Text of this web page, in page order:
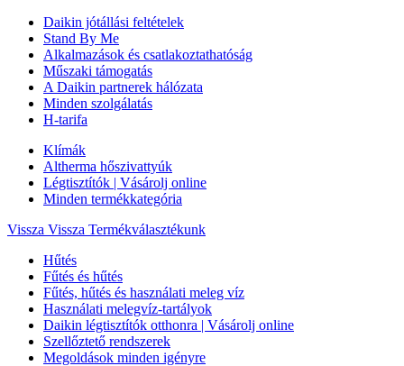
Daikin jótállási feltételek
Stand By Me
Alkalmazások és csatlakoztathatóság
Műszaki támogatás
A Daikin partnerek hálózata
Minden szolgálatás
H-tarifa
Klímák
Altherma hőszivattyúk
Légtisztítók | Vásárolj online
Minden termékkategória
Vissza Vissza Termékválasztékunk
Hűtés
Fűtés és hűtés
Fűtés, hűtés és használati meleg víz
Használati melegvíz-tartályok
Daikin légtisztítók otthonra | Vásárolj online
Szellőztető rendszerek
Megoldások minden igényre